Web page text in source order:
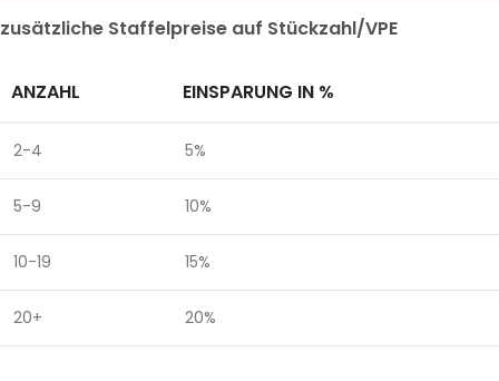
zusätzliche Staffelpreise auf Stückzahl/VPE
ANZAHL EINSPARUNG IN %
2-4 5%
5-9 10%
10-19 15%
20+ 20%